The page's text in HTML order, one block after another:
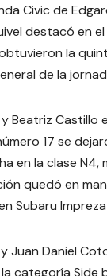
Civic de
destacó en
la
de la
Beatriz Castillo
17 se
en la clase N4,
quedó en
Subaru Impreza
Juan Daniel
categoría Side